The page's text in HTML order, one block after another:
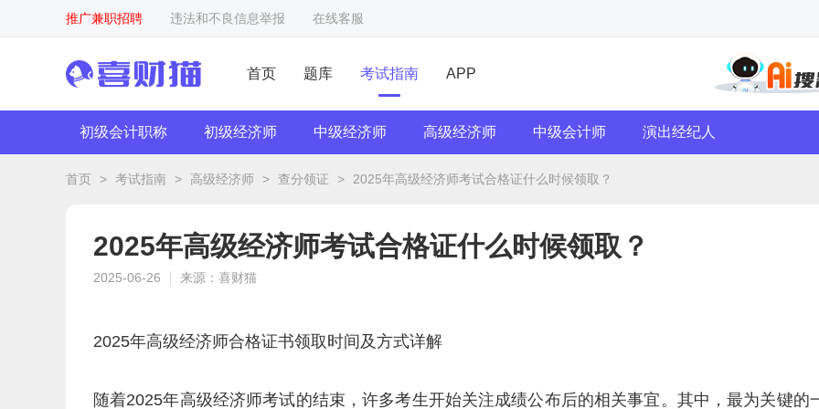
推广兼职招聘 违法和不良信息举报 在线客服
首页 题库 考试指南 APP
初级会计职称 初级经济师 中级经济师 高级经济师 中级会计师 演出经纪人
首页 > 考试指南 > 高级经济师 > 查分领证 > 2025年高级经济师考试合格证什么时候领取？
2025年高级经济师考试合格证什么时候领取？
2025-06-26 来源：喜财猫
2025年高级经济师合格证书领取时间及方式详解
随着2025年高级经济师考试的结束，许多考生开始关注成绩公布后的相关事宜。其中，最为关键的